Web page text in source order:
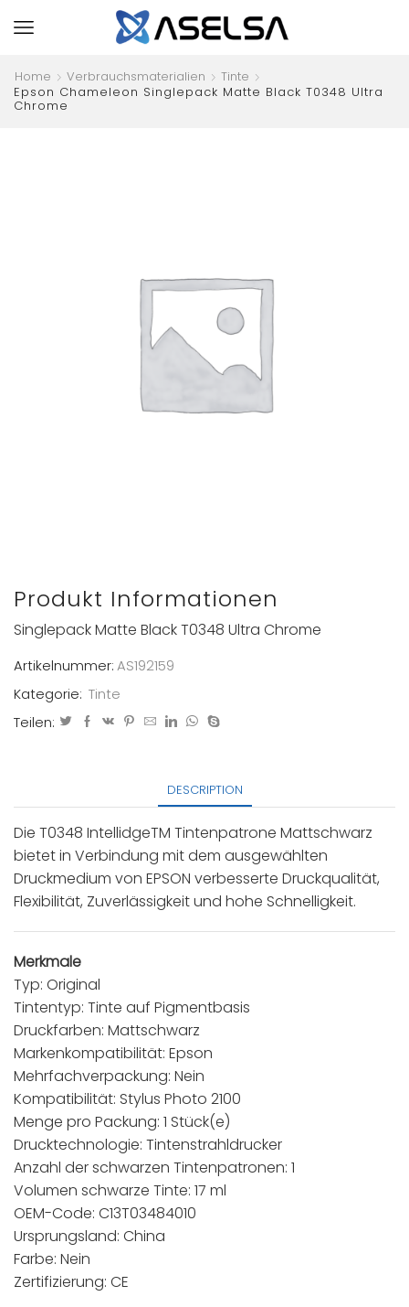
Home Verbrauchsmaterialien
Tinte
Epson Chameleon Singlepack Matte Black T0348 Ultra
Chrome
Produkt Informationen
Singlepack Matte Black T0348 Ultra Chrome
Artikelnummer:AS192159
Kategorie: Tinte
Teilen:
DESCRIPTION
Die T0348 IntellidgeTM Tintenpatrone Mattschwarz
bietet in Verbindung mit dem ausgewählten
Druckmedium von EPSON verbesserte Druckqualität,
Flexibilität, Zuverlässigkeit und hohe Schnelligkeit.
Merkmale
Typ: Original
Tintentyp: Tinte auf Pigmentbasis
Druckfarben: Mattschwarz
Markenkompatibilität: Epson
Mehrfachverpackung: Nein
Kompatibilität: Stylus Photo 2100
Menge pro Packung: 1 Stück(e)
Drucktechnologie: Tintenstrahldrucker
Anzahl der schwarzen Tintenpatronen: 1
Volumen schwarze Tinte: 17 ml
OEM-Code: C13T03484010
Ursprungsland: China
Farbe: Nein
Zertifizierung: CE